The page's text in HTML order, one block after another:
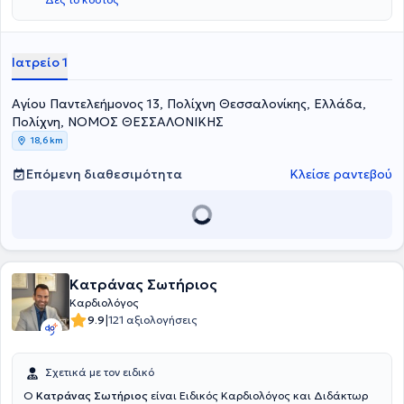
Καρδιολογική κλινική του νοσοκομείου ΑΧΕΠΑ.
Ιατρείο 1
Αγίου Παντελεήμονος 13, Πολίχνη Θεσσαλονίκης, Ελλάδα,
Πολίχνη, ΝΟΜΟΣ ΘΕΣΣΑΛΟΝΙΚΗΣ
18,6 km
Επόμενη διαθεσιμότητα Κλείσε ραντεβού
Κατράνας Σωτήριος
Καρδιολόγος
9.9|121 αξιολογήσεις
Σχετικά με τον ειδικό
Ο Κατράνας Σωτήριος είναι Ειδικός Καρδιολόγος και Διδάκτωρ